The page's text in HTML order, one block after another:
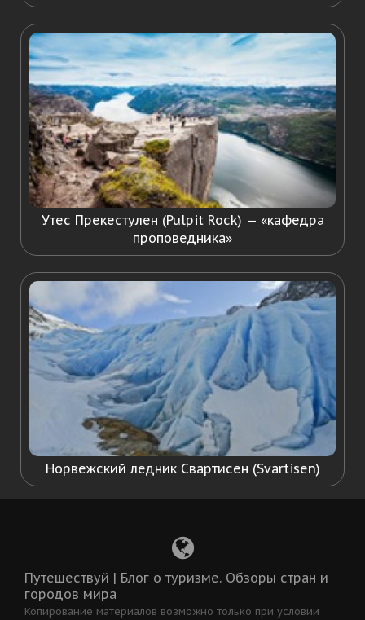
Утес Прекестулен (Pulpit Rock) — «кафедра
проповедника»
Норвежский ледник Свартисен (Svartisen)
Путешествуй | Блог о туризме. Обзоры стран и
городов мира
Копирование материалов возможно только при условии